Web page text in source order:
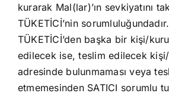
kurarak Mal(lar)’ın sevkiyatını
TÜKETİCİ’nin
TÜKETİCİ’den başka bir kişi/
edilecek ise, teslim edilecek
adresinde bulunmaması veya
etmemesinden SATICI sorumlu